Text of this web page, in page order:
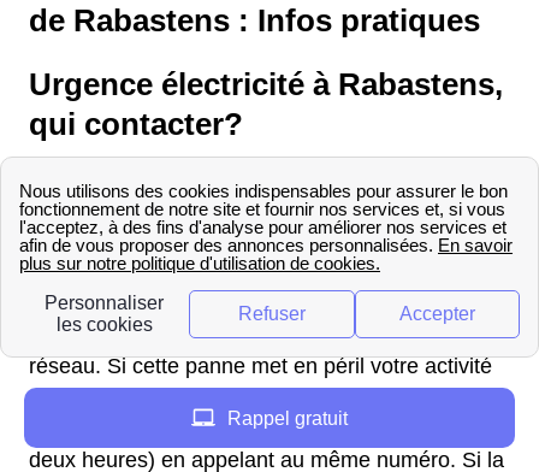
de Rabastens : Infos pratiques
Urgence électricité à Rabastens,
qui contacter?
Vous rencontrez un problème d'électricité à
Rabastens ? Contactez Enedis (ex ErDF) afin
d'obtenir de plus amples détails sur l'origine du
dysfonctionnement. Quel que soit le fournisseur
auquel vous avez souscrit, c'est Enedis qui doit se
charger de l'intervention, étant le gestionnaire du
réseau. Si cette panne met en péril votre activité
professionnelle, vous avez la possibilité de
demander une intervention d'urgence (moins de
deux heures) en appelant au même numéro. Si la
Rappel gratuit